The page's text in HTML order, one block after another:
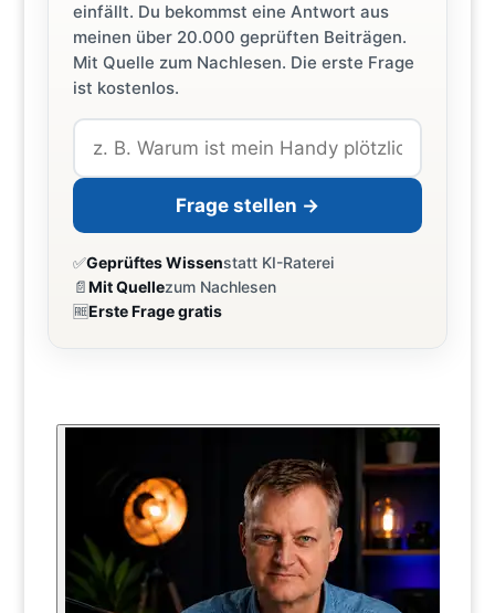
einfällt. Du bekommst eine Antwort aus
meinen über 20.000 geprüften Beiträgen.
Mit Quelle zum Nachlesen. Die erste Frage
ist kostenlos.
Frage stellen →
✅Geprüftes Wissenstatt KI-Raterei
📄Mit Quellezum Nachlesen
🆓Erste Frage gratis